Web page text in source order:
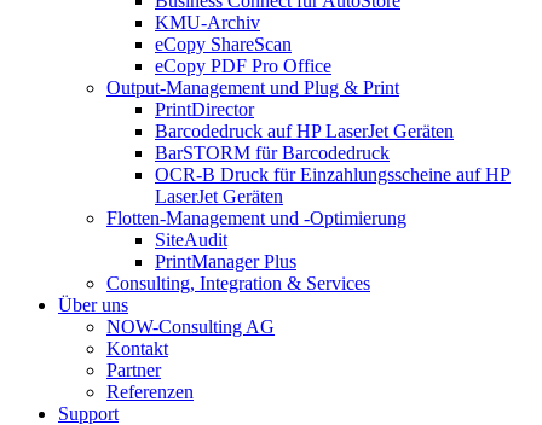
KMU-Archiv
eCopy ShareScan
eCopy PDF Pro Office
Output-Management und Plug & Print
PrintDirector
Barcodedruck auf HP LaserJet Geräten
BarSTORM für Barcodedruck
OCR-B Druck für Einzahlungsscheine auf HP
LaserJet Geräten
Flotten-Management und -Optimierung
SiteAudit
PrintManager Plus
Consulting, Integration & Services
Über uns
NOW-Consulting AG
Kontakt
Partner
Referenzen
Support